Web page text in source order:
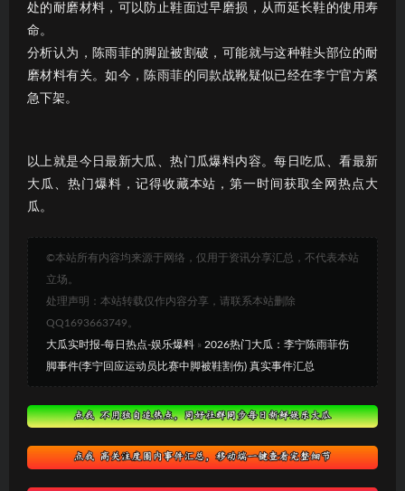
处的耐磨材料，可以防止鞋面过早磨损，从而延长鞋的使用寿
命。
分析认为，陈雨菲的脚趾被割破，可能就与这种鞋头部位的耐
磨材料有关。如今，陈雨菲的同款战靴疑似已经在李宁官方紧
急下架。
以上就是今日最新大瓜、热门瓜爆料内容。每日吃瓜、看最新
大瓜、热门爆料，记得收藏本站，第一时间获取全网热点大
瓜。
©本站所有内容均来源于网络，仅用于资讯分享汇总，不代表本站
立场。
处理声明：本站转载仅作内容分享，请联系本站删除
QQ1693663749。
大瓜实时报-每日热点-娱乐爆料 » 2026热门大瓜：李宁陈雨菲伤
脚事件(李宁回应运动员比赛中脚被鞋割伤) 真实事件汇总